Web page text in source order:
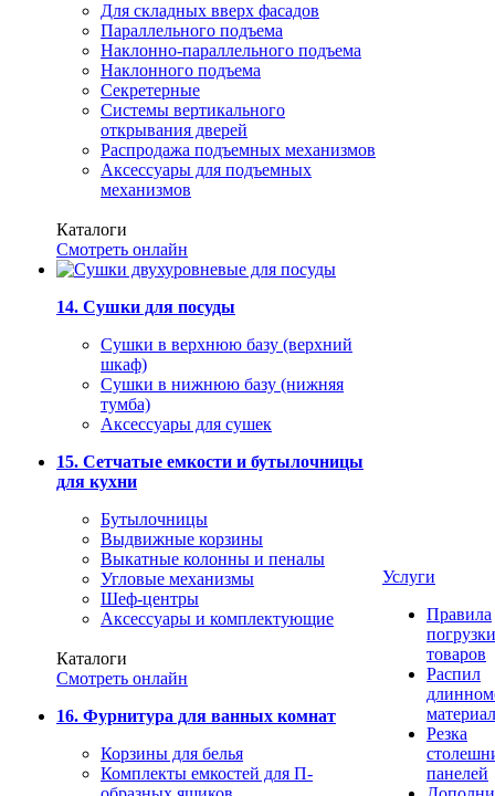
Для складных вверх фасадов
Параллельного подъема
Наклонно-параллельного подъема
Наклонного подъема
Секретерные
Системы вертикального
открывания дверей
Распродажа подъемных механизмов
Аксессуары для подъемных
механизмов
Каталоги
Смотреть онлайн
14. Сушки для посуды
Сушки в верхнюю базу (верхний
шкаф)
Сушки в нижнюю базу (нижняя
тумба)
Аксессуары для сушек
15. Сетчатые емкости и бутылочницы
для кухни
Бутылочницы
Выдвижные корзины
Выкатные колонны и пеналы
Угловые механизмы
Шеф-центры
Аксессуары и комплектующие
Каталоги
Смотреть онлайн
16. Фурнитура для ванных комнат
Корзины для белья
Комплекты емкостей для П-
Услуги
Правила
погрузки
товаров
Распил
Резка
панелей